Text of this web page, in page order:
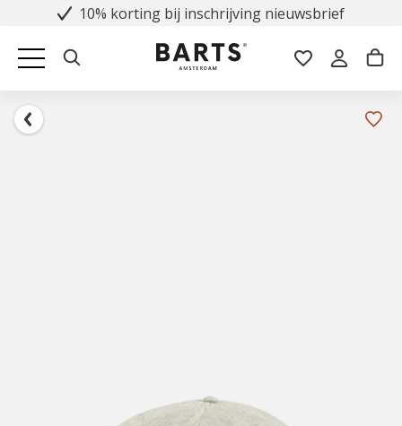
10% korting bij inschrijving nieuwsbrief